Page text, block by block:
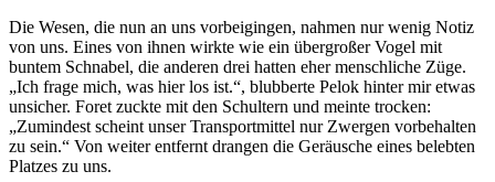
Die Wesen, die nun an uns vorbeigingen, nahmen nur wenig Notiz
von uns. Eines von ihnen wirkte wie ein übergroßer Vogel mit
buntem Schnabel, die anderen drei hatten eher menschliche Züge.
„Ich frage mich, was hier los ist.“, blubberte Pelok hinter mir etwas
unsicher. Foret zuckte mit den Schultern und meinte trocken:
„Zumindest scheint unser Transportmittel nur Zwergen vorbehalten
zu sein.“ Von weiter entfernt drangen die Geräusche eines belebten
Platzes zu uns.